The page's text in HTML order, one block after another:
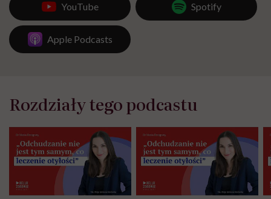
YouTube Spotify
Apple Podcasts
Rozdziały tego podcastu